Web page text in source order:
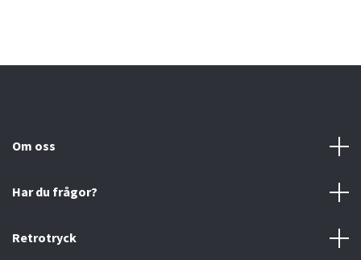
Om oss
Har du frågor?
Retrotryck